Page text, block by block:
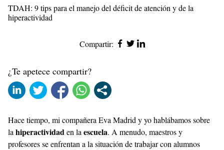
TDAH: 9 tips para el manejo del déficit de atención y de la
hiperactividad
Compartir:
¿Te apetece compartir?
Hace tiempo, mi compañeraEva Madridy yo hablábamos sobre
lahiperactividaden laescuela. A menudo, maestros y
profesores se enfrentan a la situación de trabajar con alumnos